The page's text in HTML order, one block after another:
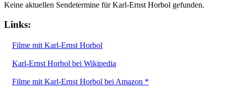
Keine aktuellen Sendetermine für Karl-Ernst Horbol gefunden.
Links:
Filme mit Karl-Ernst Horbol
Karl-Ernst Horbol bei Wikipedia
Filme mit Karl-Ernst Horbol bei Amazon *